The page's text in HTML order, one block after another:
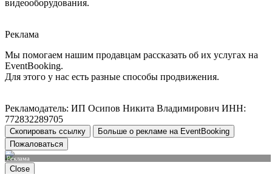
видеооборудования.
Реклама
Мы помогаем нашим продавцам рассказать об их услугах на
EventBooking.
Для этого у нас есть разные способы продвижения.
Рекламодатель: ИП Осипов Никита Владимирович ИНН:
772832289705
Скопировать ссылку
Больше о рекламе на EventBooking
Пожаловаться
Реклама
Close